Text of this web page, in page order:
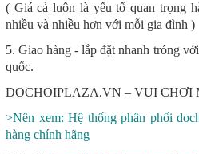
( Giá cả luôn là yếu tố quan trọng
nhiều và nhiều hơn với mỗi gia đình )
5. Giao hàng - lắp đặt nhanh tróng
quốc.
DOCHOIPLAZA.VN – VUI CHƠI
>Nên xem: Hệ thống phân phối
hàng chính hãng